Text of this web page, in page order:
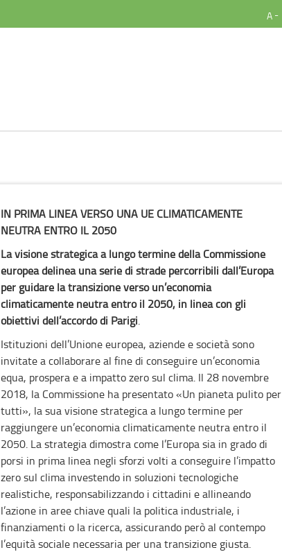
A
IN PRIMA LINEA VERSO UNA UE CLIMATICAMENTE
NEUTRA ENTRO IL 2050
La visione strategica a lungo termine della Commissione
europea delinea una serie di strade percorribili dall’Europa
per guidare la transizione verso un’economia
climaticamente neutra entro il 2050, in linea con gli
obiettivi dell’accordo di Parigi.
Istituzioni dell’Unione europea, aziende e società sono
invitate a collaborare al fine di conseguire un’economia
equa, prospera e a impatto zero sul clima. Il 28 novembre
2018, la Commissione ha presentato «Un pianeta pulito per
tutti», la sua visione strategica a lungo termine per
raggiungere un’economia climaticamente neutra entro il
2050. La strategia dimostra come l’Europa sia in grado di
porsi in prima linea negli sforzi volti a conseguire l’impatto
zero sul clima investendo in soluzioni tecnologiche
realistiche, responsabilizzando i cittadini e allineando
l’azione in aree chiave quali la politica industriale, i
finanziamenti o la ricerca, assicurando però al contempo
l’equità sociale necessaria per una transizione giusta.